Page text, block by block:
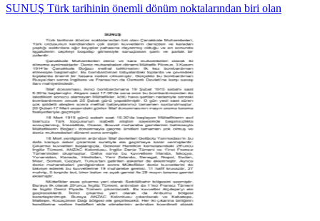
SUNUŞ Türk tarihinin önemli dönüm noktalarından biri olan